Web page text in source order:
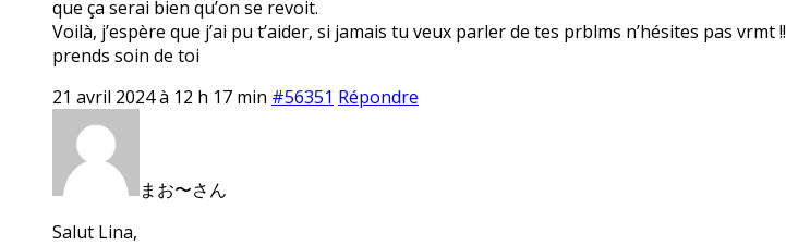
que ça serai bien qu’on se revoit.
Voilà, j’espère que j’ai pu t’aider, si jamais tu veux parler de tes prblms n’hésites pas vrmt !!
prends soin de toi
21 avril 2024 à 12 h 17 min #56351 Répondre
まお〜さん
Salut Lina,